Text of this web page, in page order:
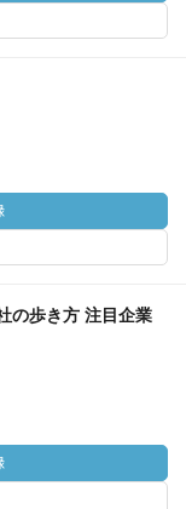
のものなのか」
組織のレベル”＝
経営システム」
いというモノ
ルス」
」
めるだけのこと
の歩き方 注目企業